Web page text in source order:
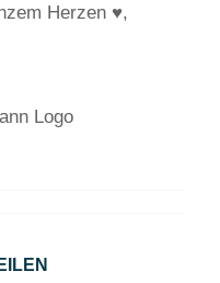
Herzen ♥️,